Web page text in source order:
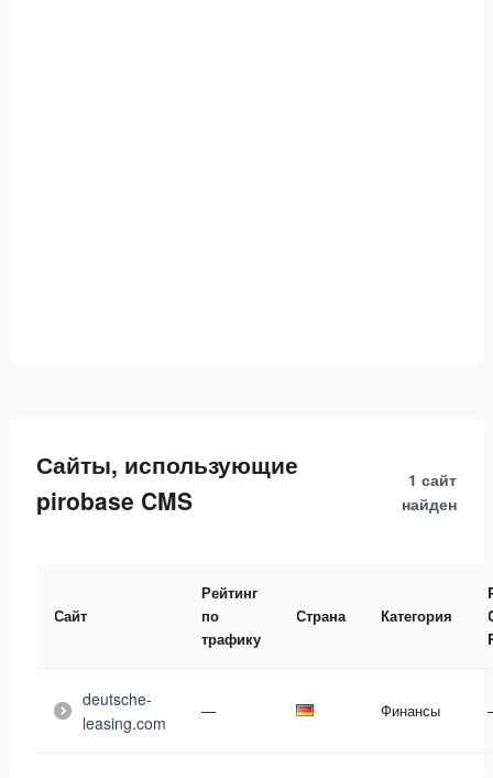
Сайты, использующие
pirobase CMS
1 сайт
найден
Сайт
Рейтинг
по
трафику
Страна Категория
deutsche-
leasing.com
— Финансы